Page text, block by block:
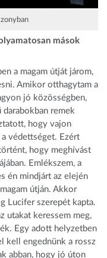
mások
a magam útját járom,
Amikor otthagytam a
jó közösségben,
remek
hogy vajon
védettséget. Ezért
hogy meghívást
Emlékszem, a
én mindjárt az elején
útján. Akkor
Lucifer szerepét kapta.
utakat keressem meg,
Egy adott helyzetben
kell engednünk a rossz
abban, hogy jó úton